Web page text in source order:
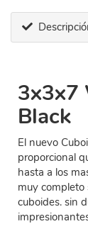
3x3x7
Black
El nuevo
proporcional
hasta a los
muy completo
cuboides. sin